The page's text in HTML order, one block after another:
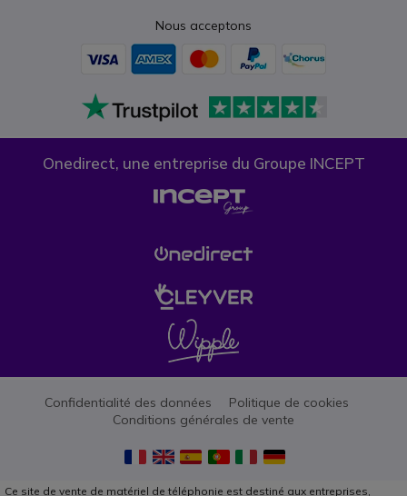
Nous acceptons
Onedirect, une entreprise du Groupe INCEPT
Confidentialité des données
Politique de cookies
Conditions générales de vente
Ce site de vente de matériel de téléphonie est destiné aux entreprises,